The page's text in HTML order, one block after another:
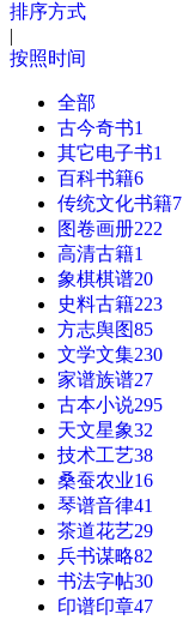
排序方式
|
按照时间
全部
古今奇书1
其它电子书1
百科书籍6
传统文化书籍7
图卷画册222
高清古籍1
象棋棋谱20
史料古籍223
方志舆图85
文学文集230
家谱族谱27
古本小说295
天文星象32
技术工艺38
桑蚕农业16
琴谱音律41
茶道花艺29
兵书谋略82
书法字帖30
印谱印章47